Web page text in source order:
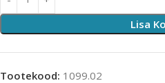
Lisa
Tootekood: 1099.02